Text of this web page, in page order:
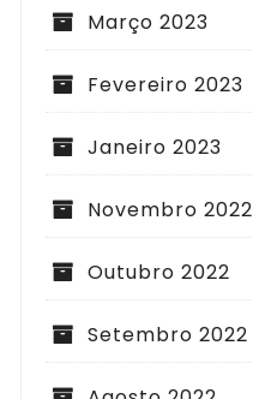
Março 2023
Fevereiro 2023
Janeiro 2023
Novembro 2022
Outubro 2022
Setembro 2022